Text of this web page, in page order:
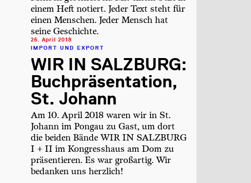
einem Heft notiert. Jeder Text steht für
einen Menschen. Jeder Mensch hat
seine Geschichte.
26. April 2018
IMPORT UND EXPORT
WIR IN SALZBURG:
Buchpräsentation,
St. Johann
Am 10. April 2018 waren wir in St.
Johann im Pongau zu Gast, um dort
die beiden Bände WIR IN SALZBURG
I + II im Kongresshaus am Dom zu
präsentieren. Es war großartig. Wir
bedanken uns herzlich!